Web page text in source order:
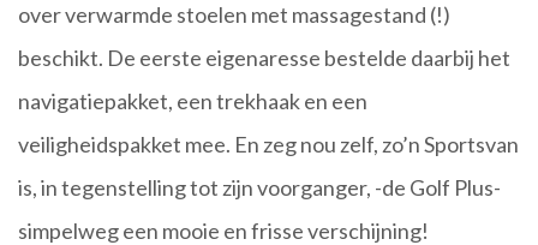
over verwarmde stoelen met massagestand (!)
beschikt. De eerste eigenaresse bestelde daarbij het
navigatiepakket, een trekhaak en een
veiligheidspakket mee. En zeg nou zelf, zo’n Sportsvan
is, in tegenstelling tot zijn voorganger, -de Golf Plus-
simpelweg een mooie en frisse verschijning!